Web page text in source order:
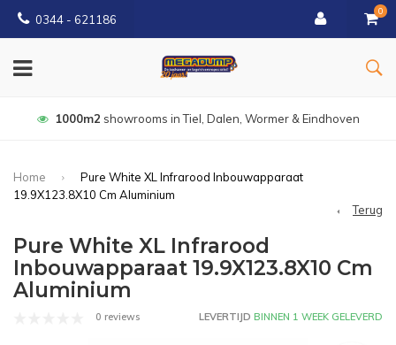
0344 - 621186
0
1000m2 showrooms in Tiel, Dalen, Wormer & Eindhoven
Home
Pure White XL Infrarood Inbouwapparaat
19.9X123.8X10 Cm Aluminium
Terug
Pure White XL Infrarood
Inbouwapparaat 19.9X123.8X10 Cm
Aluminium
0 reviews LEVERTIJD BINNEN 1 WEEK GELEVERD